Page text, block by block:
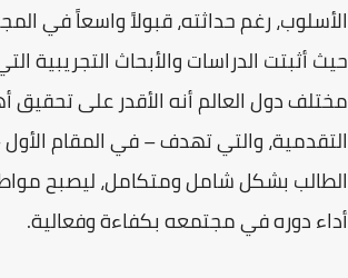
الأسلوب، رغم حداثته، قبولاً واسعاً في
حيث أثبتت الدراسات والأبحاث التجريبية
مختلف دول العالم أنه الأقدر على تحقيق
التقدمية، والتي تهدف – في المقام
الطالب بشكل شامل ومتكامل، ليصبح
أداء دوره في مجتمعه بكفاءة وفعالية.